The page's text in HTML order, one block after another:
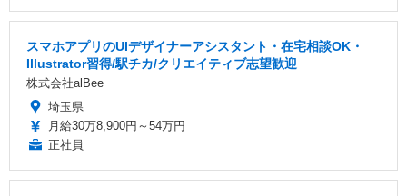
スマホアプリのUIデザイナーアシスタント・在宅相談OK・
Illustrator習得/駅チカ/クリエイティブ志望歓迎
株式会社alBee
埼玉県
月給30万8,900円～54万円
正社員